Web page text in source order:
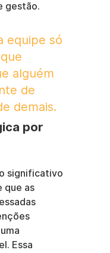
gestão.
equipe só
alguém
de
demais.
por
significativo
que as
Essa